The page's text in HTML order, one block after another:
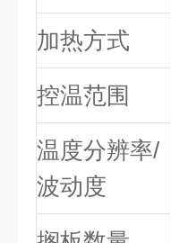
加热方式
控温范围
温度分辨率/
波动度